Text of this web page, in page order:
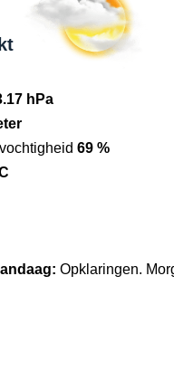
hPa
69 %
Opklaringen.